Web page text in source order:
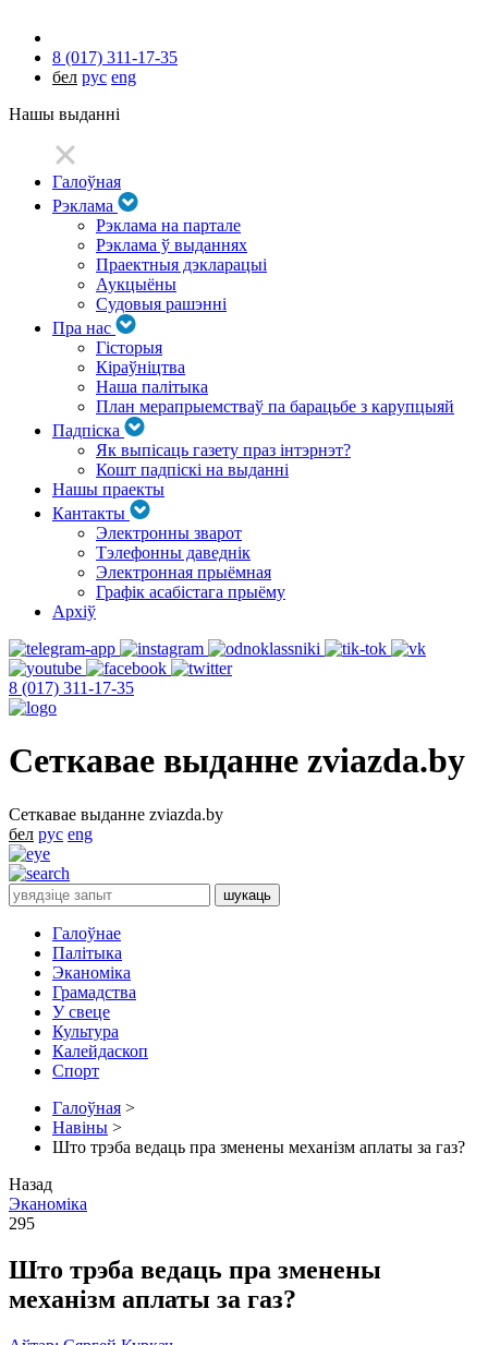
8 (017) 311-17-35
бел рус eng
Нашы выданні
Галоўная
Рэклама
Рэклама на партале
Рэклама ў выданнях
Праектныя дэкларацыі
Аукцыёны
Судовыя рашэнні
Пра нас
Гісторыя
Кіраўніцтва
Наша палітыка
План мерапрыемстваў па барацьбе з карупцыяй
Падпіска
Як выпісаць газету праз інтэрнэт?
Кошт падпіскі на выданні
Нашы праекты
Кантакты
Электронны зварот
Тэлефонны даведнік
Электронная прыёмная
Графік асабістага прыёму
Архіў
8 (017) 311-17-35
Сеткавае выданне zviazda.by
Сеткавае выданне zviazda.by
бел рус eng
Галоўнае
Палітыка
Эканоміка
Грамадства
У свеце
Культура
Калейдаскоп
Спорт
Галоўная >
Навіны >
Што трэба ведаць пра зменены механізм аплаты за газ?
Назад
Эканоміка
295
Што трэба ведаць пра зменены
механізм аплаты за газ?